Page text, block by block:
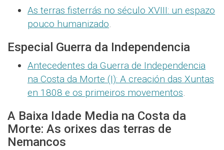
As terras fisterrás no século XVIII: un espazo
pouco humanizado.
Especial Guerra da Independencia
Antecedentes da Guerra de Independencia
na Costa da Morte (I): A creación das Xuntas
en 1808 e os primeiros movementos.
A Baixa Idade Media na Costa da
Morte: As orixes das terras de
Nemancos